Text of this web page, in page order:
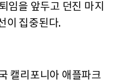
임을 앞두고 던진 마지
이 집중된다.
캘리포니아 애플파크